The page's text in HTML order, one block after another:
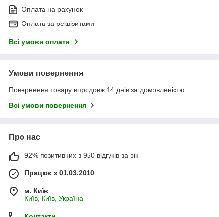
Оплата на рахунок
Оплата за реквізитами
Всі умови оплати
Умови повернення
Повернення товару впродовж 14 днів за домовленістю
Всі умови повернення
Про нас
92% позитивних з 950 відгуків за рік
Працює з 01.03.2010
м. Київ
Київ, Київ, Україна